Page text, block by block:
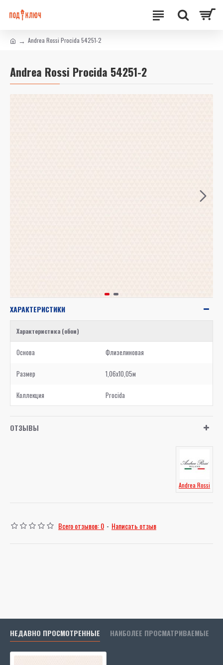
Andrea Rossi Procida 54251-2
Andrea Rossi Procida 54251-2
ХАРАКТЕРИСТИКИ
Характеристика (обои)
Основа Флизелиновая
Размер 1,06x10,05м
Коллекция Procida
ОТЗЫВЫ
Andrea Rossi
Всего отзывов: 0 - Написать отзыв
НЕДАВНО ПРОСМОТРЕННЫЕ НАИБОЛЕЕ ПРОСМАТРИВАЕМЫЕ